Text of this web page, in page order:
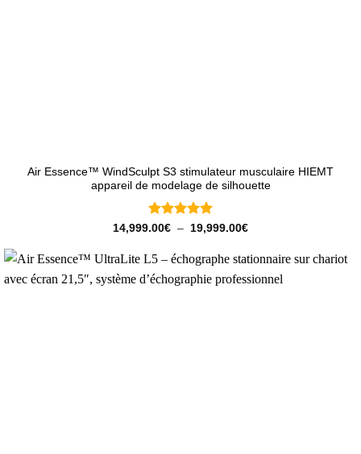
Air Essence™ WindSculpt S3 stimulateur musculaire HIEMT
appareil de modelage de silhouette
Note5 sur
14,999.00€ – 19,999.00€Plage
14,999.00€
19,999.00€